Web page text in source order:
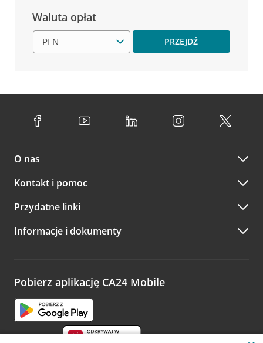
Waluta opłat
PRZEJDŹ
O nas
Kontakt i pomoc
Przydatne linki
Informacje i dokumenty
Pobierz aplikację CA24 Mobile